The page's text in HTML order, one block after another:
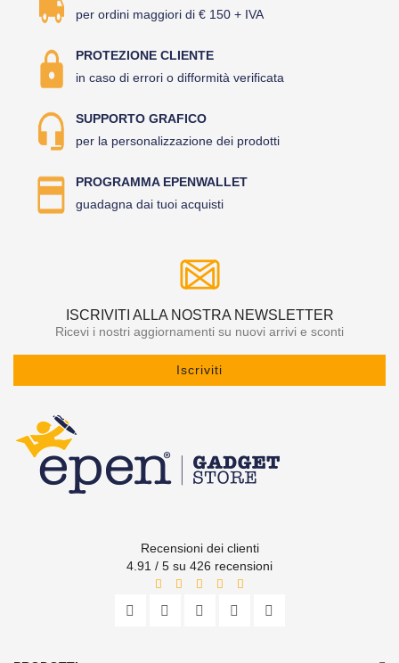
per ordini maggiori di € 150 + IVA
PROTEZIONE CLIENTE
in caso di errori o difformità verificata
SUPPORTO GRAFICO
per la personalizzazione dei prodotti
PROGRAMMA EPENWALLET
guadagna dai tuoi acquisti
ISCRIVITI ALLA NOSTRA NEWSLETTER
Ricevi i nostri aggiornamenti su nuovi arrivi e sconti
Iscriviti
Recensioni dei clienti
4.91 / 5 su 426 recensioni